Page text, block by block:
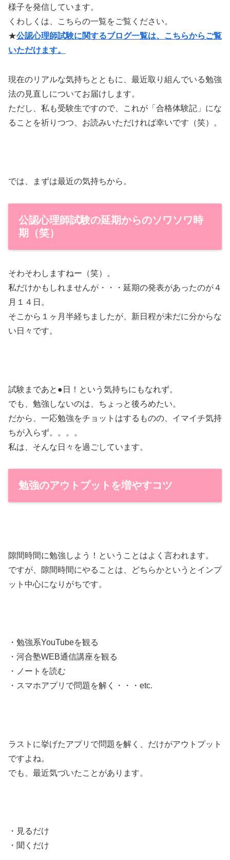
様子を発信しています。
くわしくは、こちらの一覧をご覧ください。
★公認心理師試験に関するブログ一覧は、こちらからご覧
いただけます。
現在のリアルな気持ちとともに、最近取り組んでいる勉強
法の見直しについてお届けします。
ただし、私も受験生ですので、これが「合格体験記」にな
ることを祈りつつ、お読みいただければ幸いです（笑）。
では、まずは最近の気持ちから。
公認心理師試験の延期からのソワソワ時
期（笑）
そわそわしますねー（笑）。
私だけかもしれませんが・・・延期の発表があったのが４
月１４日。
そこから１ヶ月半経ちましたが、新日程が未だに分からな
い日々です。
試験まであと●日！という気持ちにもなれず。
でも、勉強しないのは、ちょっと後ろめたい。
だから、一応勉強をチョットはするものの、イマイチ気持
ちが入らず。。。。
私は、そんな日々を過ごしています。
勉強のアウトプットを増やすコツ
隙間時間に勉強しよう！ということはよく言われます。
ですが、隙間時間にやることは、どちらかというとインプ
ット中心になりがちです。
・勉強系YouTubeを観る
・河合塾WEB通信講座を観る
・ノートを読む
・スマホアプリで問題を解く・・・etc.
ラストに挙げたアプリで問題を解く、だけがアウトプット
ですよね。
でも、最近気づいたことがあります。
・見るだけ
・聞くだけ